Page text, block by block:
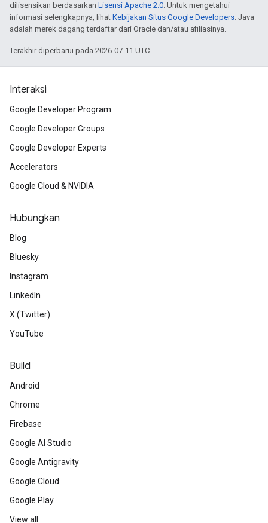
dilisensikan berdasarkan Lisensi Apache 2.0. Untuk mengetahui
informasi selengkapnya, lihat Kebijakan Situs Google Developers. Java
adalah merek dagang terdaftar dari Oracle dan/atau afiliasinya.
Terakhir diperbarui pada 2026-07-11 UTC.
Interaksi
Google Developer Program
Google Developer Groups
Google Developer Experts
Accelerators
Google Cloud & NVIDIA
Hubungkan
Blog
Bluesky
Instagram
LinkedIn
X (Twitter)
YouTube
Build
Android
Chrome
Firebase
Google AI Studio
Google Antigravity
Google Cloud
Google Play
View all